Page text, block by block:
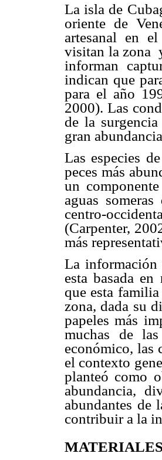
La isla de
oriente de
artesanal en el
visitan la zona
informan
indican que
para el año
2000). Las
de la
gran
Las especies
peces más
un
aguas
centro-
(Carpenter,
más
La información
esta basada
que esta
zona, dada su
papeles más
muchas de
económico, las
el contexto
planteó como
abundancia,
abundantes de
contribuir a la